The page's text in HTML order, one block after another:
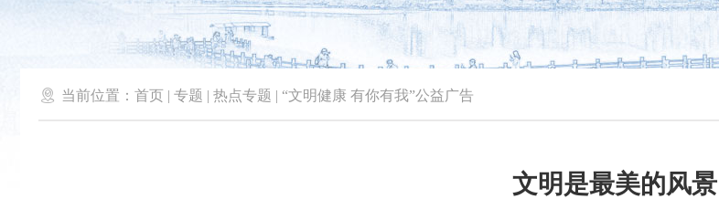
 当前位置： 首页 | 专题 | 热点专题 | “文明健康 有你有我”公益广告
文明是最美的风景